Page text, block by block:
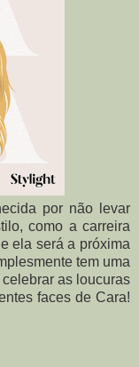
por não levar
como a carreira
ela será a próxima
tem uma
as loucuras
faces de Cara!